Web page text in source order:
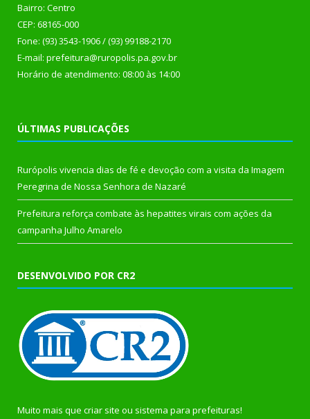
Bairro: Centro
CEP: 68165-000
Fone: (93) 3543-1906 / (93) 99188-2170
E-mail: prefeitura@ruropolis.pa.gov.br
Horário de atendimento: 08:00 às 14:00
ÚLTIMAS PUBLICAÇÕES
Rurópolis vivencia dias de fé e devoção com a visita da Imagem
Peregrina de Nossa Senhora de Nazaré
Prefeitura reforça combate às hepatites virais com ações da
campanha Julho Amarelo
DESENVOLVIDO POR CR2
Muito mais que criar site ou sistema para prefeituras!